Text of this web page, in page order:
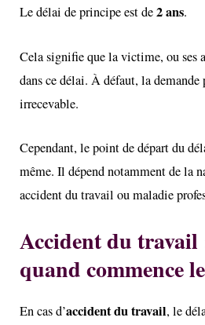
Le délai de principe est de2 ans.
Cela signifie que la victime, ou ses
dans ce délai. À défaut, la demande
irrecevable.
Cependant, le point de départ du
même. Il dépend notamment de la
accident du travail ou maladie
Accident du
quand commence
En cas d’accident du travail, le